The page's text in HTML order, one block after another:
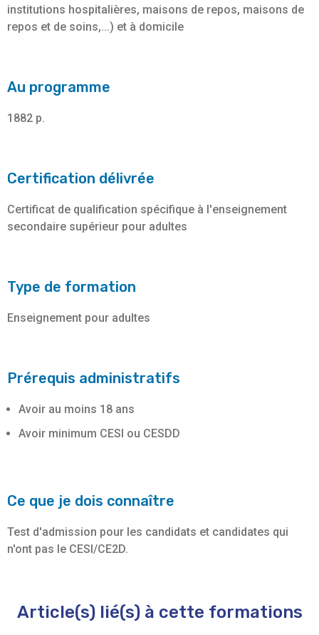
institutions hospitalières, maisons de repos, maisons de
repos et de soins,...) et à domicile
Au programme
1882 p.
Certification délivrée
Certificat de qualification spécifique à l'enseignement
secondaire supérieur pour adultes
Type de formation
Enseignement pour adultes
Prérequis administratifs
Avoir au moins 18 ans
Avoir minimum CESI ou CESDD
Ce que je dois connaître
Test d'admission pour les candidats et candidates qui
n'ont pas le CESI/CE2D.
Article(s) lié(s) à cette formations